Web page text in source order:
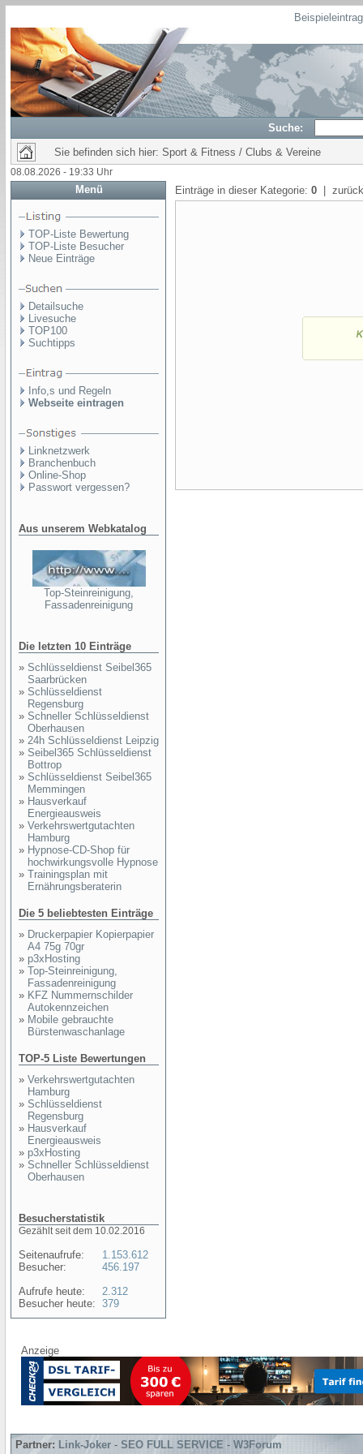
Suche:
Sie befinden sich hier: Sport & Fitness / Clubs & Vereine
08.08.2026 - 19:33 Uhr
Menü
TOP-Liste Bewertung
TOP-Liste Besucher
Neue Einträge
Detailsuche
Livesuche
TOP100
Suchtipps
Info,s und Regeln
Webseite eintragen
Linknetzwerk
Branchenbuch
Online-Shop
Passwort vergessen?
Aus unserem Webkatalog
Top-Steinreinigung,
Fassadenreinigung
Die letzten 10 Einträge
» Schlüsseldienst Seibel365
Saarbrücken
» Schlüsseldienst
Regensburg
» Schneller Schlüsseldienst
Oberhausen
» 24h Schlüsseldienst Leipzig
» Seibel365 Schlüsseldienst
Bottrop
» Schlüsseldienst Seibel365
Memmingen
» Hausverkauf
Energieausweis
» Verkehrswertgutachten
Hamburg
» Hypnose-CD-Shop für
hochwirkungsvolle Hypnose
» Trainingsplan mit
Ernährungsberaterin
Die 5 beliebtesten Einträge
» Druckerpapier Kopierpapier
A4 75g 70gr
» p3xHosting
» Top-Steinreinigung,
Fassadenreinigung
» KFZ Nummernschilder
Autokennzeichen
» Mobile gebrauchte
Bürstenwaschanlage
TOP-5 Liste Bewertungen
» Verkehrswertgutachten
Hamburg
» Schlüsseldienst
Regensburg
» Hausverkauf
Energieausweis
» p3xHosting
» Schneller Schlüsseldienst
Oberhausen
Besucherstatistik
Gezählt seit dem 10.02.2016
Seitenaufrufe:
Besucher:
Aufrufe heute:
Besucher heute:
1.153.612
456.197
2.312
379
Einträge in dieser Kategorie: 0 |
Anzeige
Partner: Link-Joker - SEO FULL SERVICE - W3Forum